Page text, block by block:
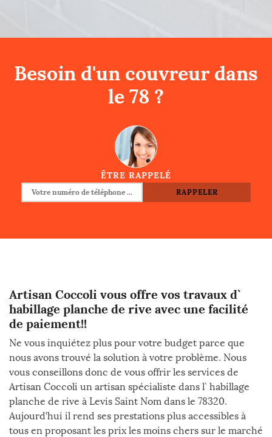
Besoin d'un couvreur dans
le 78 ?
ÊTRE RAPPELÉ
Artisan Coccoli vous offre vos travaux d`
habillage planche de rive avec une facilité
de paiement!!
Ne vous inquiétez plus pour votre budget parce que
nous avons trouvé la solution à votre problème. Nous
vous conseillons donc de vous offrir les services de
Artisan Coccoli un artisan spécialiste dans l` habillage
planche de rive à Levis Saint Nom dans le 78320.
Aujourd’hui il rend ses prestations plus accessibles à
tous en proposant les prix les moins chers sur le marché